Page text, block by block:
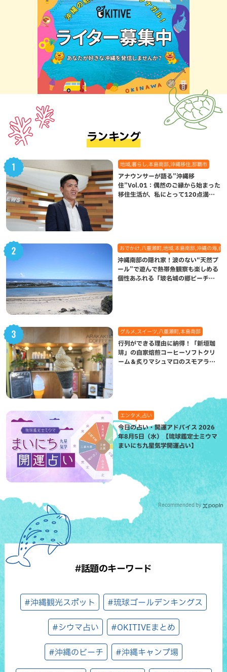
ランキング
地域,暮らし,本島南部,沖縄移住,那覇市
アナウンサーが語る”沖縄移
住”Vol.01：偶然のご縁から始まった
移住生活が、私にとって120点満点
おでかけ,八重瀬町,地域,本島南部,沖縄の海,自
沖縄南部の隠れ家！波のない“天然プ
ール”で遊んで熱帯魚観察も楽しめる
個性あふれる「玻名城の郷ビーチ」
グルメ,スイーツ,八重瀬町,本島南部
行列ができる理由に納得！「新垣珈
琲」の自家焙煎コーヒーソフトクリ
ーム＆炙りマシュマロのスモアラテ
エンタメ,占い
今日の占い・開運アドバイス 2026
年8月5日（水）【琉球鑑定士ミウマ
まいにち九星気学開運占い】
Recommended by
#話題のキーワード
#沖縄観光スポット #琉球ゴールデンキングス
#シウマ占い #OKITIVEまとめ
#沖縄のビーチ #沖縄キャンプ場